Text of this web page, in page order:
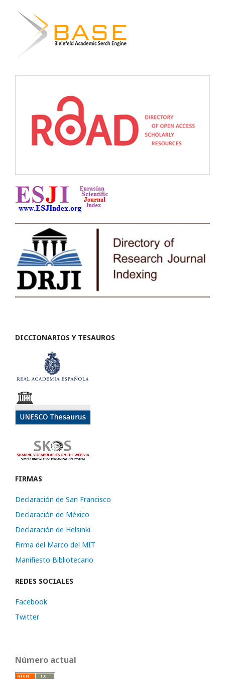
DICCIONARIOS Y TESAUROS
FIRMAS
Declaración de San Francisco
Declaración de México
Declaración de Helsinki
Firma del Marco del MIT
Manifiesto Bibliotecario
REDES SOCIALES
Facebook
Twitter
Número actual